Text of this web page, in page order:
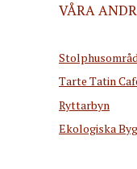
VÅRA
Tarte Tatin
Ryttarbyn
Ekologiska